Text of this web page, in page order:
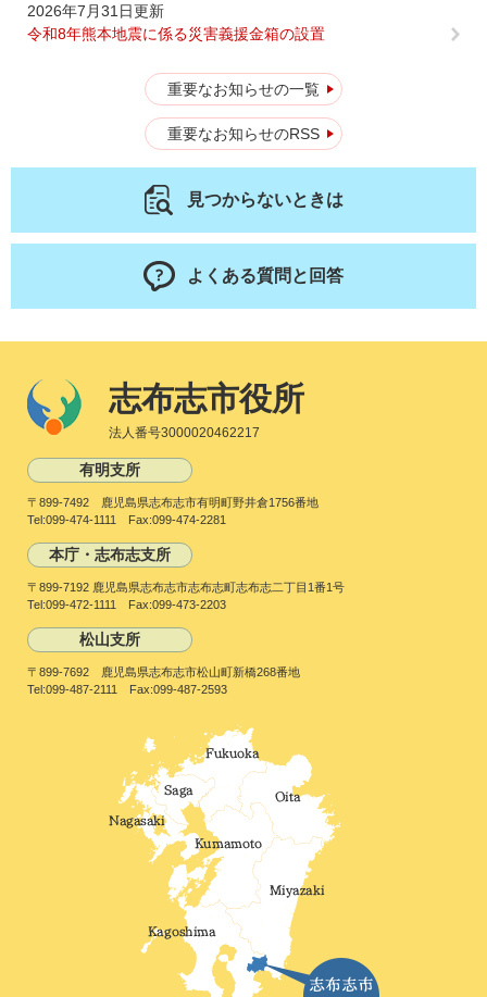
2026年7月31日更新
令和8年熊本地震に係る災害義援金箱の設置
重要なお知らせの一覧
重要なお知らせのRSS
見つからないときは
よくある質問と回答
志布志市役所
法人番号3000020462217
有明支所
〒899-7492 鹿児島県志布志市有明町野井倉1756番地
Tel:099-474-1111 Fax:099-474-2281
本庁・志布志支所
〒899-7192 鹿児島県志布志市志布志町志布志二丁目1番1号
Tel:099-472-1111 Fax:099-473-2203
松山支所
〒899-7692 鹿児島県志布志市松山町新橋268番地
Tel:099-487-2111 Fax:099-487-2593